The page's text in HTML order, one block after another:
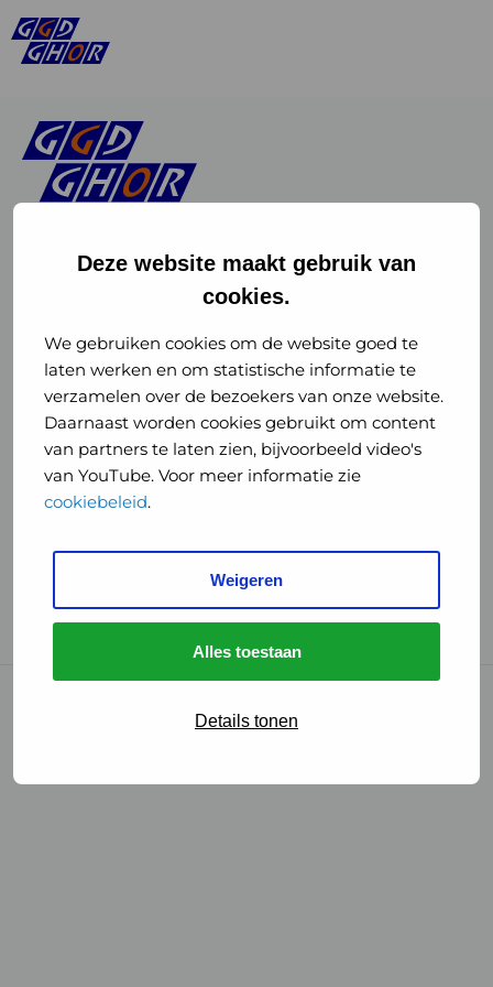
Deze website maakt gebruik van
cookies.
We gebruiken cookies om de website goed te
laten werken en om statistische informatie te
verzamelen over de bezoekers van onze website.
Daarnaast worden cookies gebruikt om content
van partners te laten zien, bijvoorbeeld video's
van YouTube. Voor meer informatie zie
cookiebeleid.
Weigeren
Alles toestaan
Details tonen
of
GGD
GHOR
Nederland
Instagram
of
GGD
GHOR
Nederland
GGD Reizen op social media
GGD Reizen
GGD Reisvaccinaties